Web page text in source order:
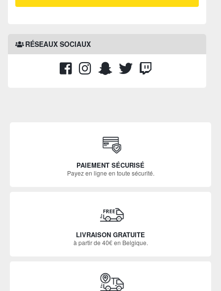
RÉSEAUX SOCIAUX
PAIEMENT SÉCURISÉ
Payez en ligne en toute sécurité.
LIVRAISON GRATUITE
à partir de 40€ en Belgique.